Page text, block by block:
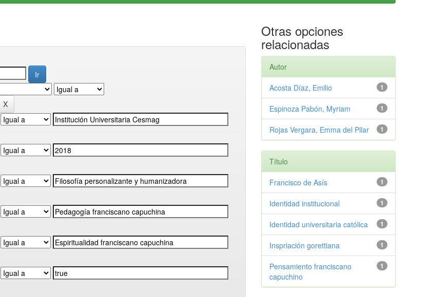
Otras opciones
relacionadas
Autor
1
Acosta Díaz, Emilio
1
Espinoza Pabón, Myriam
1
Rojas Vergara, Emma del Pilar
Título
1
Francisco de Asís
1
Identidad institucional
1
Identidad universitaria católica
1
Inspriación gorettiana
1
Pensamiento franciscano
capuchino